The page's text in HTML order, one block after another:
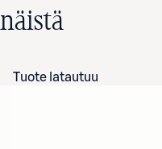
Tuote latautuu